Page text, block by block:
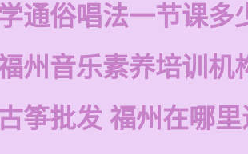
通俗唱法一节课多
州音乐素养培训机
筝批发 福州在哪